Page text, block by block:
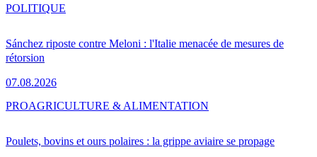
Sánchez riposte contre Meloni : l'Italie menacée de mesures de
rétorsion
07.08.2026
POLITIQUE
Poulets, bovins et ours polaires : la grippe aviaire se propage
PROAGRICULTURE & ALIMENTATION